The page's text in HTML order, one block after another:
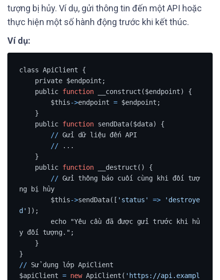
tượng bị hủy. Ví dụ, gửi thông tin đến một API hoặc
thực hiện một số hành động trước khi kết thúc.
Ví dụ:
class ApiClient {
    public
function __construct($endpoint) {
        $this
->endpoint = $endpoint;
    public
function sendData($data) {
// Gửi dữ liệu đến API
// ...
    public
function __destruct() {
// Gửi thông báo cuối cùng khi đối tượ
ng bị hủy
        $this
->sendData([ 'status' =>
'destroye
d' ]);
y đối tượng.";
// Sử dụng lớp ApiClient
$apiClient = new ApiClient( 'https://api.exampl